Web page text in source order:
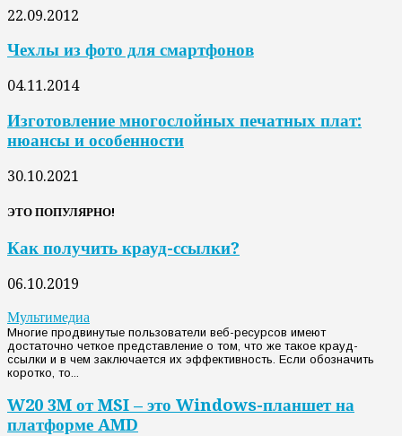
22.09.2012
Чехлы из фото для смартфонов
04.11.2014
Изготовление многослойных печатных плат:
нюансы и особенности
30.10.2021
ЭТО ПОПУЛЯРНО!
Как получить крауд-ссылки?
06.10.2019
Мультимедиа
Многие продвинутые пользователи веб-ресурсов имеют
достаточно четкое представление о том, что же такое крауд-
ссылки и в чем заключается их эффективность. Если обозначить
коротко, то...
W20 3M от MSI – это Windows-планшет на
платформе AMD